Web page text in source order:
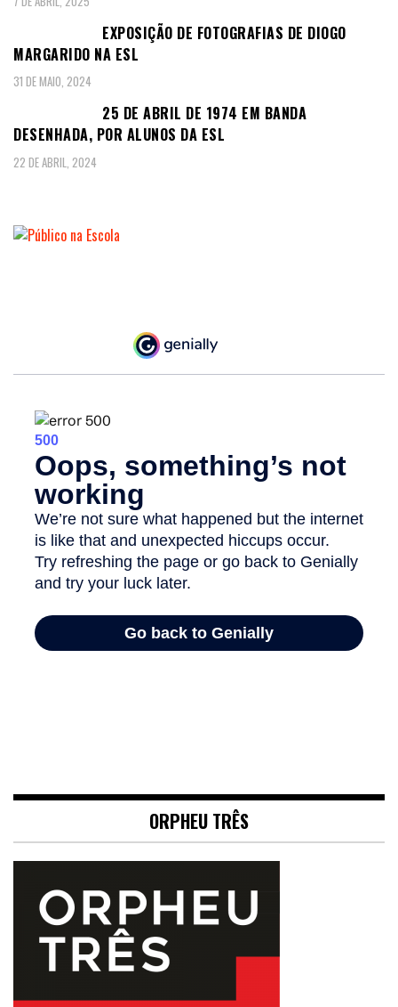
EXPOSIÇÃO DE FOTOGRAFIAS DE DIOGO
MARGARIDO NA ESL
31 DE MAIO, 2024
25 DE ABRIL DE 1974 EM BANDA
DESENHADA, POR ALUNOS DA ESL
22 DE ABRIL, 2024
ORPHEU TRÊS